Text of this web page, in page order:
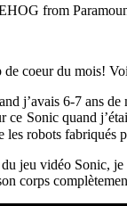
from
coeur du mois!
j’avais 6-7 ans
ce Sonic quand
les robots fabriqués
jeu vidéo Sonic,
corps